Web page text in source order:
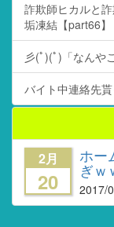
詐欺師ヒカルと
垢凍結【part66】
彡(ﾟ)(ﾟ)「なんや
バイト中連絡先
2月
20
ホー
ぎｗ
2017/